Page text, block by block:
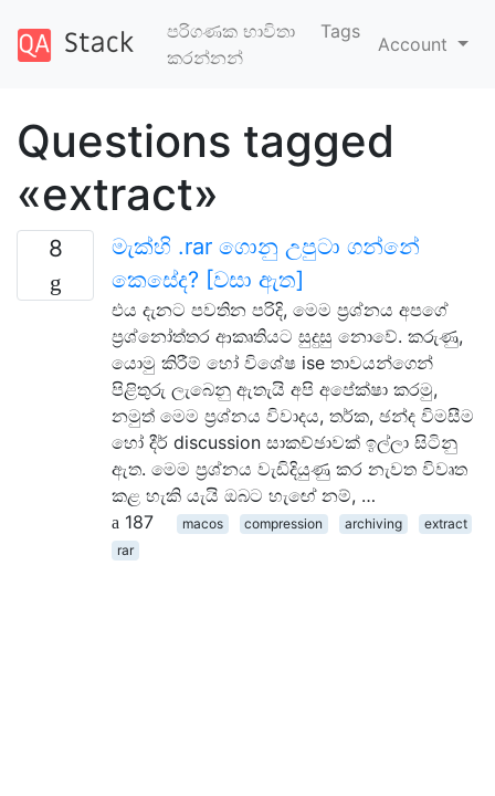
පරිගණක භාවිතා
කරන්නන්
Tags
Account
Questions tagged
«extract»
8
මැක්හි .rar ගොනු උපුටා ගන්නේ
කෙසේද? [වසා ඇත]
එය දැනට පවතින පරිදි, මෙම ප්‍රශ්නය අපගේ
ප්‍රශ්නෝත්තර ආකෘතියට සුදුසු නොවේ. කරුණු,
යොමු කිරීම් හෝ විශේෂ ise තාවයන්ගෙන්
පිළිතුරු ලැබෙනු ඇතැයි අපි අපේක්ෂා කරමු,
නමුත් මෙම ප්‍රශ්නය විවාදය, තර්ක, ඡන්ද විමසීම
හෝ දීර් discussion සාකච්ඡාවක් ඉල්ලා සිටිනු
ඇත. මෙම ප්‍රශ්නය වැඩිදියුණු කර නැවත විවෘත
කළ හැකි යැයි ඔබට හැඟේ නම්, …
187
macos compression archiving
extract
rar